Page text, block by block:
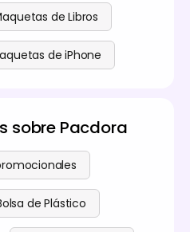
de Libros
de iPhone
sobre Pacdora
de Plástico